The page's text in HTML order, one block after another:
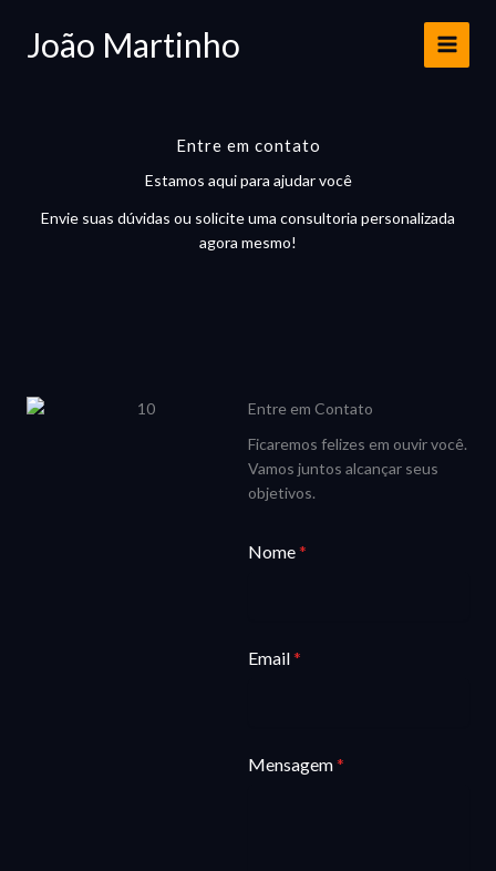
João Martinho
Entre em contato
Estamos aqui para ajudar você
Envie suas dúvidas ou solicite uma consultoria personalizada
agora mesmo!
Entre em Contato
Ficaremos felizes em ouvir você.
Vamos juntos alcançar seus
objetivos.
Nome*
Email*
Mensagem*